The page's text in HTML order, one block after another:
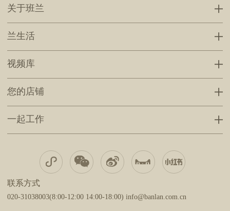
关于班兰
兰生活
视频库
您的店铺
一起工作
联系方式
020-31038003(8:00-12:00 14:00-18:00) info@banlan.com.cn